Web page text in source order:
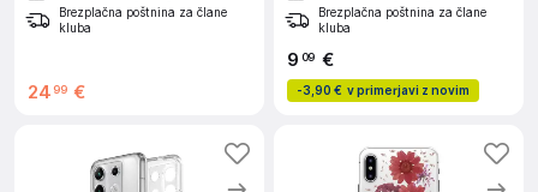
Brezplačna poštnina za člane
kluba
24 99 €
Brezplačna poštnina za člane
kluba
9 09 €
-3,90 € v primerjavi z novim